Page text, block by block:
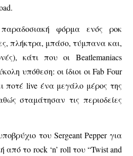
φόρμα ενός ροκ
πλήκτρα, μπάσο, τύμπανα και,
κάτι που οι Beatlemaniacs
υπόθεση: οι ίδιοι οι Fab Four
ποτέ live ένα μεγάλο μέρος της
σταμάτησαν τις περιοδείες
του Sergeant Pepper για
από το rock ‘n’ roll του “Twist and